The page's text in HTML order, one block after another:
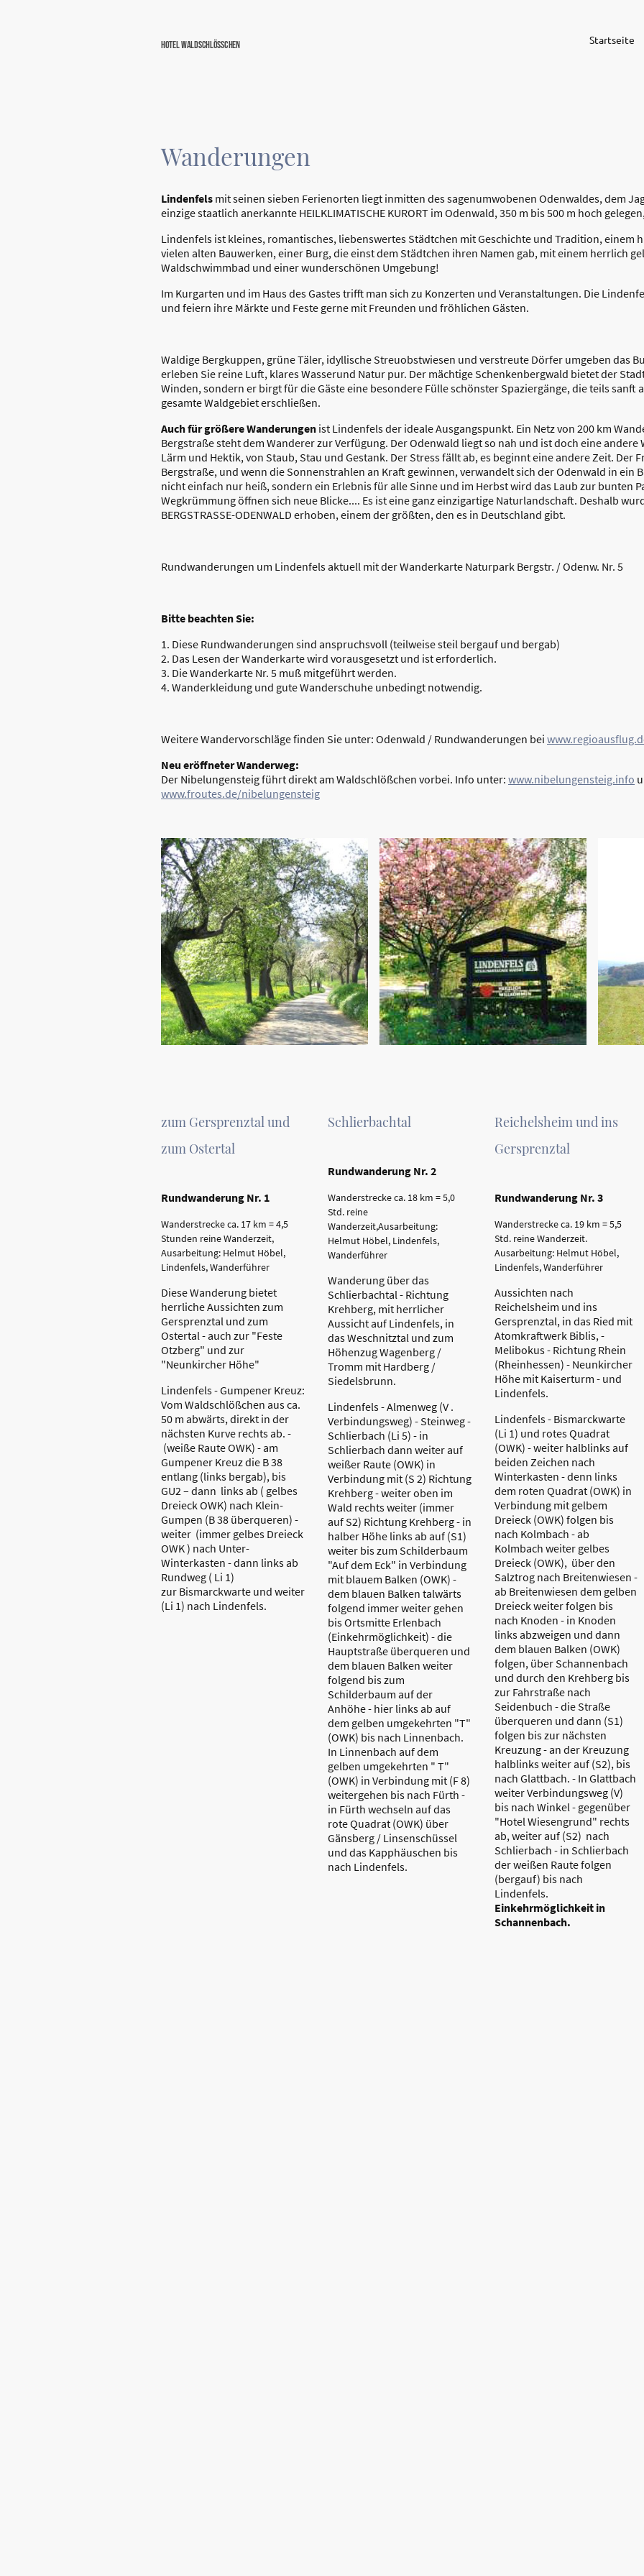
Hotel Waldschlösschen Startseite
Wanderungen
Lindenfels mit seinen sieben Ferienorten liegt inmitten des sagenumwobenen Odenwaldes, dem
einzige staatlich anerkannte HEILKLIMATISCHE KURORT im Odenwald, 350 m bis 500 m hoch
Lindenfels ist kleines, romantisches, liebenswertes Städtchen mit Geschichte und Tradition, einem
vielen alten Bauwerken, einer Burg, die einst dem Städtchen ihren Namen gab, mit einem herrlich
Waldschwimmbad und einer wunderschönen Umgebung!
Im Kurgarten und im Haus des Gastes trifft man sich zu Konzerten und Veranstaltungen. Die
und feiern ihre Märkte und Feste gerne mit Freunden und fröhlichen Gästen.
Waldige Bergkuppen, grüne Täler, idyllische Streuobstwiesen und verstreute Dörfer umgeben das
erleben Sie reine Luft, klares Wasserund Natur pur. Der mächtige Schenkenbergwald bietet der
Winden, sondern er birgt für die Gäste eine besondere Fülle schönster Spaziergänge, die teils sanft
gesamte Waldgebiet erschließen.
Auch für größere Wanderungen ist Lindenfels der ideale Ausgangspunkt. Ein Netz von 200 km
Bergstraße steht dem Wanderer zur Verfügung. Der Odenwald liegt so nah und ist doch eine andere
Lärm und Hektik, von Staub, Stau und Gestank. Der Stress fällt ab, es beginnt eine andere Zeit. Der
Bergstraße, und wenn die Sonnenstrahlen an Kraft gewinnen, verwandelt sich der Odenwald in ein
nicht einfach nur heiß, sondern ein Erlebnis für alle Sinne und im Herbst wird das Laub zur bunten
Wegkrümmung öffnen sich neue Blicke.... Es ist eine ganz einzigartige Naturlandschaft. Deshalb
BERGSTRASSE-ODENWALD erhoben, einem der größten, den es in Deutschland gibt.
Rundwanderungen um Lindenfels aktuell mit der Wanderkarte Naturpark Bergstr. / Odenw. Nr. 5
Bitte beachten Sie:
1. Diese Rundwanderungen sind anspruchsvoll (teilweise steil bergauf und bergab)
2. Das Lesen der Wanderkarte wird vorausgesetzt und ist erforderlich.
3. Die Wanderkarte Nr. 5 muß mitgeführt werden.
4. Wanderkleidung und gute Wanderschuhe unbedingt notwendig.
Weitere Wandervorschläge finden Sie unter: Odenwald / Rundwanderungen bei
Neu eröffneter Wanderweg:
Der Nibelungensteig führt direkt am Waldschlößchen vorbei. Info unter: www.nibelungensteig.info
www.froutes.de/nibelungensteig
zum Gersprenztal und
zum Ostertal
Rundwanderung Nr. 1
Wanderstrecke ca. 17 km = 4,5
Stunden reine Wanderzeit,
Ausarbeitung: Helmut Höbel,
Lindenfels, Wanderführer
Diese Wanderung bietet
herrliche Aussichten zum
Gersprenztal und zum
Ostertal - auch zur "Feste
Otzberg" und zur
"Neunkircher Höhe"
Lindenfels - Gumpener Kreuz:
Vom Waldschlößchen aus ca.
50 m abwärts, direkt in der
nächsten Kurve rechts ab. -
(weiße Raute OWK) - am
Gumpener Kreuz die B 38
entlang (links bergab), bis
GU2 – dann links ab ( gelbes
Dreieck OWK) nach Klein-
Gumpen (B 38 überqueren) -
weiter (immer gelbes Dreieck
OWK ) nach Unter-
Winterkasten - dann links ab
Rundweg ( Li 1)
zur Bismarckwarte und weiter
(Li 1) nach Lindenfels.
Schlierbachtal
Rundwanderung Nr. 2
Wanderstrecke ca. 18 km = 5,0
Std. reine
Wanderzeit,Ausarbeitung:
Helmut Höbel, Lindenfels,
Wanderführer
Wanderung über das
Schlierbachtal - Richtung
Krehberg, mit herrlicher
Aussicht auf Lindenfels, in
das Weschnitztal und zum
Höhenzug Wagenberg /
Tromm mit Hardberg /
Siedelsbrunn.
Lindenfels - Almenweg (V .
Verbindungsweg) - Steinweg -
Schlierbach (Li 5) - in
Schlierbach dann weiter auf
weißer Raute (OWK) in
Verbindung mit (S 2) Richtung
Krehberg - weiter oben im
Wald rechts weiter (immer
auf S2) Richtung Krehberg - in
halber Höhe links ab auf (S1)
weiter bis zum Schilderbaum
"Auf dem Eck" in Verbindung
mit blauem Balken (OWK) -
dem blauen Balken talwärts
folgend immer weiter gehen
bis Ortsmitte Erlenbach
(Einkehrmöglichkeit) - die
Hauptstraße überqueren und
dem blauen Balken weiter
folgend bis zum
Schilderbaum auf der
Anhöhe - hier links ab auf
dem gelben umgekehrten "T"
(OWK) bis nach Linnenbach.
In Linnenbach auf dem
gelben umgekehrten " T"
(OWK) in Verbindung mit (F 8)
weitergehen bis nach Fürth -
in Fürth wechseln auf das
rote Quadrat (OWK) über
Gänsberg / Linsenschüssel
und das Kapphäuschen bis
nach Lindenfels.
Reichelsheim und ins
Gersprenztal
Rundwanderung Nr. 3
Wanderstrecke ca. 19 km = 5,5
Std. reine Wanderzeit.
Ausarbeitung: Helmut Höbel,
Lindenfels, Wanderführer
Aussichten nach
Reichelsheim und ins
Gersprenztal, in das Ried mit
Atomkraftwerk Biblis, -
Melibokus - Richtung Rhein
(Rheinhessen) - Neunkircher
Höhe mit Kaiserturm - und
Lindenfels.
Lindenfels - Bismarckwarte
(Li 1) und rotes Quadrat
(OWK) - weiter halblinks auf
beiden Zeichen nach
Winterkasten - denn links
dem roten Quadrat (OWK) in
Verbindung mit gelbem
Dreieck (OWK) folgen bis
nach Kolmbach - ab
Kolmbach weiter gelbes
Dreieck (OWK), über den
Salztrog nach Breitenwiesen -
ab Breitenwiesen dem gelben
Dreieck weiter folgen bis
nach Knoden - in Knoden
links abzweigen und dann
dem blauen Balken (OWK)
folgen, über Schannenbach
und durch den Krehberg bis
zur Fahrstraße nach
Seidenbuch - die Straße
überqueren und dann (S1)
folgen bis zur nächsten
Kreuzung - an der Kreuzung
halblinks weiter auf (S2), bis
nach Glattbach. - In Glattbach
weiter Verbindungsweg (V)
bis nach Winkel - gegenüber
"Hotel Wiesengrund" rechts
ab, weiter auf (S2) nach
Schlierbach - in Schlierbach
der weißen Raute folgen
(bergauf) bis nach
Lindenfels.
Einkehrmöglichkeit in
Schannenbach.